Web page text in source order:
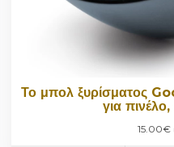
Το μπολ ξυρίσματος
για
15.00€